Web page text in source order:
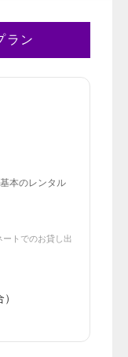
ラン
本のレンタル
トでのお貸し出